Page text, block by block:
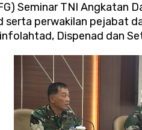
Seminar TNI Angkatan
perwakilan pejabat
Dispenad dan